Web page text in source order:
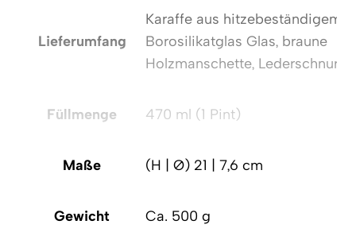
Lieferumfang
Karaffe aus hitzebeständigem
Borosilikatglas Glas, braune
Holzmanschette, Lederschnur
Füllmenge 470 ml (1 Pint)
Maße (H | Ø) 21 | 7,6 cm
Gewicht Ca. 500 g